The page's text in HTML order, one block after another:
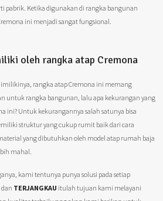
pabrik. Ketika digunakan di rangka bangunan
ini menjadi sangat fungsional.
oleh rangka atap Cremona
rangka atap Cremona ini memang
untuk rangka bangunan, lalu apa kekurangan yang
ini? Untuk kekurangannya salah satunya bisa
struktur yang cukup rumit baik dari cara
yang dibutuhkan oleh model atap rumah baja
mahal.
kami tentunya punya solusi pada setiap
dan TERJANGKAU itulah tujuan kami melayani